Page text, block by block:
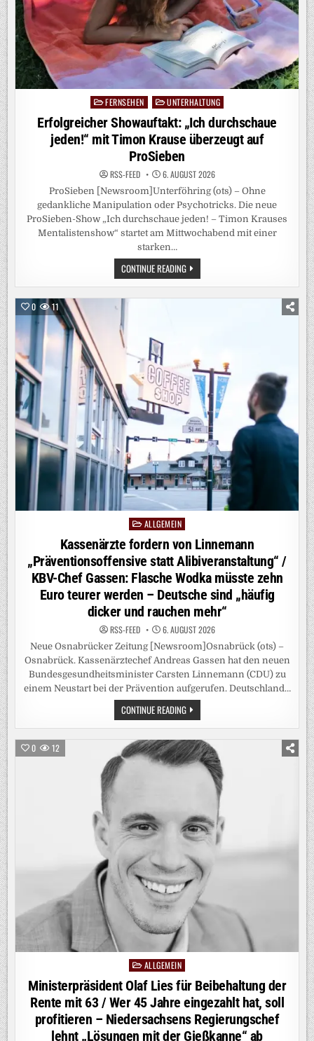
Posted
in
FERNSEHEN UNTERHALTUNG
Erfolgreicher Showauftakt: „Ich durchschaue
jeden!“ mit Timon Krause überzeugt auf
ProSieben
RSS-FEED 6. AUGUST 2026
ProSieben [Newsroom]Unterföhring (ots) – Ohne
gedankliche Manipulation oder Psychotricks. Die neue
ProSieben-Show „Ich durchschaue jeden! – Timon Krauses
Mentalistenshow“ startet am Mittwochabend mit einer
starken…
CONTINUE READINGERFOLGREICHER
SHOWAUFTAKT:
„ICH
DURCHSCHAUE
PROSIEBEN
0 11
Posted
in
ALLGEMEIN
Kassenärzte fordern von Linnemann
„Präventionsoffensive statt Alibiveranstaltung“ /
KBV-Chef Gassen: Flasche Wodka müsste zehn
Euro teurer werden – Deutsche sind „häufig
dicker und rauchen mehr“
RSS-FEED 6. AUGUST 2026
Neue Osnabrücker Zeitung [Newsroom]Osnabrück (ots) –
Osnabrück. Kassenärztechef Andreas Gassen hat den neuen
Bundesgesundheitsminister Carsten Linnemann (CDU) zu
einem Neustart bei der Prävention aufgerufen. Deutschland…
CONTINUE READINGKASSENÄRZTE
FORDERN
VON
LINNEMANN
„PRÄVENTIONSOFFENSIVE
STATT
ALIBIVERANSTALTUNG“
WODKA
MÜSSTE
ZEHN
EURO
TEURER
WERDEN
–
DEUTSCHE
SIND
„HÄUFIG
DICKER
UND
RAUCHEN
0 12
Posted
in
ALLGEMEIN
Ministerpräsident Olaf Lies für Beibehaltung der
Rente mit 63 / Wer 45 Jahre eingezahlt hat, soll
profitieren – Niedersachsens Regierungschef
lehnt „Lösungen mit der Gießkanne“ ab